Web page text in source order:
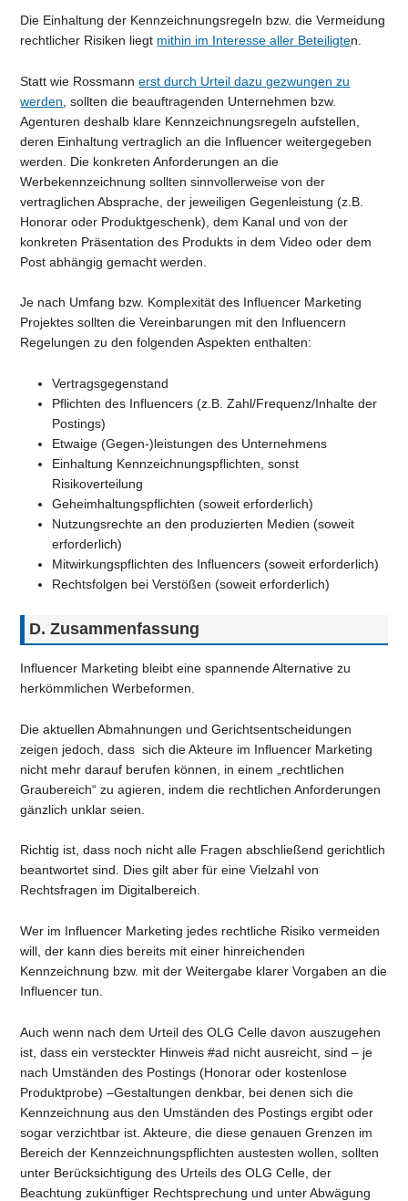
Die Einhaltung der Kennzeichnungsregeln bzw. die Vermeidung
rechtlicher Risiken liegt mithin im Interesse aller Beteiligten.
Statt wie Rossmannerst durch Urteil dazu gezwungen zu
werden , sollten die beauftragenden Unternehmen bzw.
Agenturen deshalb klare Kennzeichnungsregeln aufstellen,
deren Einhaltung vertraglich an die Influencer weitergegeben
werden. Die konkreten Anforderungen an die
Werbekennzeichnung sollten sinnvollerweise von der
vertraglichen Absprache, der jeweiligen Gegenleistung (z.B.
Honorar oder Produktgeschenk), dem Kanal und von der
konkreten Präsentation des Produkts in dem Video oder dem
Post abhängig gemacht werden.
Je nach Umfang bzw. Komplexität des Influencer Marketing
Projektes sollten die Vereinbarungen mit den Influencern
Regelungen zu den folgenden Aspekten enthalten:
Vertragsgegenstand
Pflichten des Influencers (z.B. Zahl/Frequenz/Inhalte der
Postings)
Etwaige (Gegen-)leistungen des Unternehmens
Einhaltung Kennzeichnungspflichten, sonst
Risikoverteilung
Geheimhaltungspflichten (soweit erforderlich)
Nutzungsrechte an den produzierten Medien (soweit
erforderlich)
Mitwirkungspflichten des Influencers (soweit erforderlich)
Rechtsfolgen bei Verstößen (soweit erforderlich)
D. Zusammenfassung
Influencer Marketing bleibt eine spannende Alternative zu
herkömmlichen Werbeformen.
Die aktuellen Abmahnungen und Gerichtsentscheidungen
zeigen jedoch, dass sich die Akteure im Influencer Marketing
nicht mehr darauf berufen können, in einem „rechtlichen
Graubereich“ zu agieren, indem die rechtlichen Anforderungen
gänzlich unklar seien.
Richtig ist, dass noch nicht alle Fragen abschließend gerichtlich
beantwortet sind. Dies gilt aber für eine Vielzahl von
Rechtsfragen im Digitalbereich.
Wer im Influencer Marketing jedes rechtliche Risiko vermeiden
will, der kann dies bereits mit einer hinreichenden
Kennzeichnung bzw. mit der Weitergabe klarer Vorgaben an die
Influencer tun.
Auch wenn nach dem Urteil des OLG Celle davon auszugehen
ist, dass ein versteckter Hinweis #ad nicht ausreicht, sind – je
nach Umständen des Postings (Honorar oder kostenlose
Produktprobe) –Gestaltungen denkbar, bei denen sich die
Kennzeichnung aus den Umständen des Postings ergibt oder
sogar verzichtbar ist. Akteure, die diese genauen Grenzen im
Bereich der Kennzeichnungspflichten austesten wollen, sollten
unter Berücksichtigung des Urteils des OLG Celle, der
Beachtung zukünftiger Rechtsprechung und unter Abwägung